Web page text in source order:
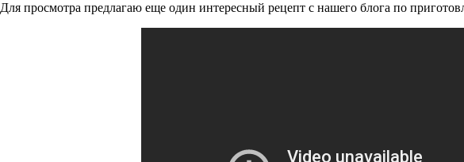
Для просмотра предлагаю еще один интересный рецепт с нашего блога по